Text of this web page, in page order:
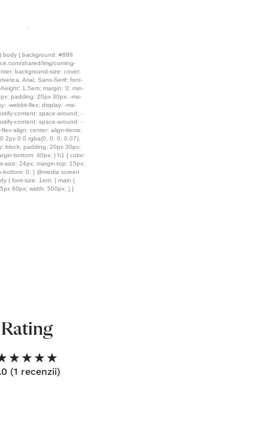
.
Rating
(1 recenzii)